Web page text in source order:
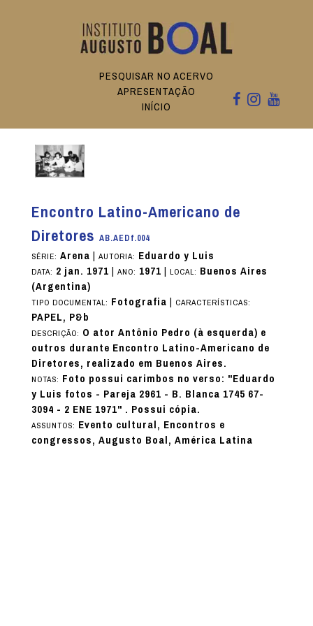
PESQUISAR NO ACERVO
APRESENTAÇÃO
INÍCIO
Encontro Latino-Americano de
Diretores AB.AEDf.004
SÉRIE: Arena| AUTORIA: Eduardo y Luis
DATA: 2 jan. 1971| ANO: 1971| LOCAL: Buenos Aires
(Argentina)
TIPO DOCUMENTAL: Fotografia| CARACTERÍSTICAS:
PAPEL, P&b
DESCRIÇÃO: O ator Antônio Pedro (à esquerda) e
outros durante Encontro Latino-Americano de
Diretores, realizado em Buenos Aires.
NOTAS: Foto possui carimbos no verso: "Eduardo
y Luis fotos - Pareja 2961 - B. Blanca 1745 67-
3094 - 2 ENE 1971" . Possui cópia.
ASSUNTOS: Evento cultural, Encontros e
congressos, Augusto Boal, América Latina